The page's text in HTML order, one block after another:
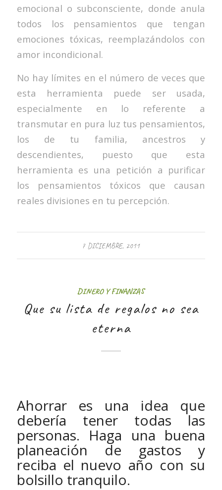
emocional o subconsciente, donde anula
todos los pensamientos que tengan
emociones tóxicas, reemplazándolos con
amor incondicional.
No hay límites en el número de veces que
esta herramienta puede ser usada,
especialmente en lo referente a
transmutar en pura luz tus pensamientos,
los de tu familia, ancestros y
descendientes, puesto que esta
herramienta es una petición a purificar
los pensamientos tóxicos que causan
reales divisiones en tu percepción.
7 DICIEMBRE, 2011
DINERO Y FINANZAS
Que su lista de regalos no sea
eterna
Ahorrar es una idea que
debería tener todas las
personas. Haga una buena
planeación de gastos y
reciba el nuevo año con su
bolsillo tranquilo.